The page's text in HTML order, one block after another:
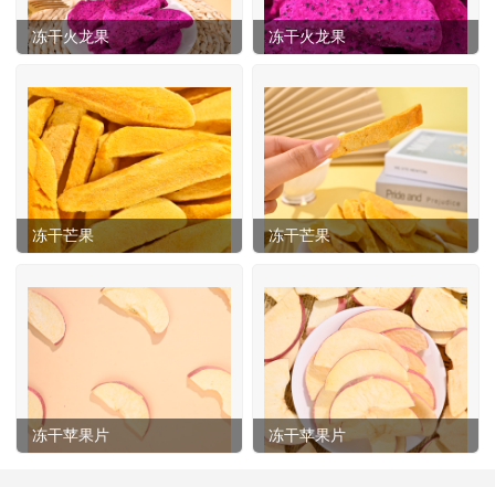
冻干火龙果 冻干火龙果
冻干芒果 冻干芒果
冻干苹果片 冻干苹果片